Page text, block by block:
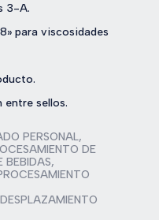
3-A.
para viscosidades
sellos.
PERSONAL,
DE
BEBIDAS,